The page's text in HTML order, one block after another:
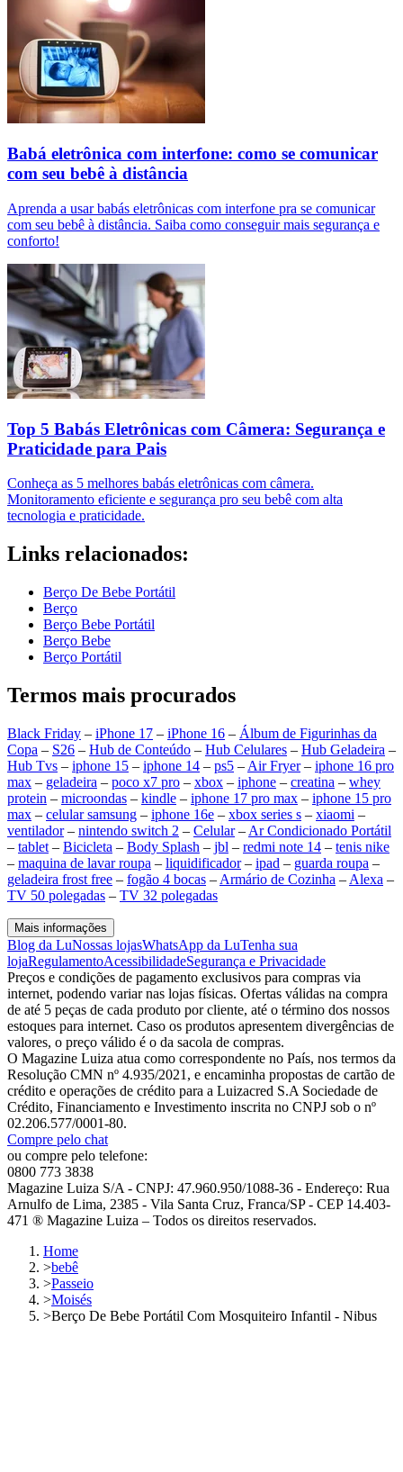
Babá eletrônica com interfone: como se comunicar
com seu bebê à distância
Aprenda a usar babás eletrônicas com interfone pra se comunicar
com seu bebê à distância. Saiba como conseguir mais segurança e
conforto!
Top 5 Babás Eletrônicas com Câmera: Segurança e
Praticidade para Pais
Conheça as 5 melhores babás eletrônicas com câmera.
Monitoramento eficiente e segurança pro seu bebê com alta
tecnologia e praticidade.
Links relacionados:
Berço De Bebe Portátil
Berço
Berço Bebe Portátil
Berço Bebe
Berço Portátil
Termos mais procurados
Black Friday – iPhone 17 – iPhone 16 – Álbum de Figurinhas da
Copa – S26 – Hub de Conteúdo – Hub Celulares – Hub Geladeira –
Hub Tvs – iphone 15 – iphone 14 – ps5 – Air Fryer– iphone 16 pro
max – geladeira – poco x7 pro – xbox – iphone – creatina – whey
protein – microondas – kindle – iphone 17 pro max – iphone 15 pro
max – celular samsung – iphone 16e – xbox series s – xiaomi –
ventilador– nintendo switch 2 – Celular– Ar Condicionado Portátil
– tablet – Bicicleta – Body Splash – jbl – redmi note 14 – tenis nike
– maquina de lavar roupa – liquidificador– ipad – guarda roupa –
geladeira frost free – fogão 4 bocas – Armário de Cozinha – Alexa –
TV 50 polegadas – TV 32 polegadas
Mais informações
Blog da LuNossas lojasWhatsApp da LuTenha sua
lojaRegulamentoAcessibilidadeSegurança e Privacidade
Preços e condições de pagamento exclusivos para compras via
internet, podendo variar nas lojas físicas. Ofertas válidas na compra
de até 5 peças de cada produto por cliente, até o término dos nossos
estoques para internet. Caso os produtos apresentem divergências de
valores, o preço válido é o da sacola de compras.
O Magazine Luiza atua como correspondente no País, nos termos da
Resolução CMN nº 4.935/2021, e encaminha propostas de cartão de
crédito e operações de crédito para a Luizacred S.A Sociedade de
Crédito, Financiamento e Investimento inscrita no CNPJ sob o nº
02.206.577/0001-80.
Compre pelo chat
ou compre pelo telefone:
0800 773 3838
Magazine Luiza S/A - CNPJ: 47.960.950/1088-36 - Endereço: Rua
Arnulfo de Lima, 2385 - Vila Santa Cruz, Franca/SP - CEP 14.403-
471 ® Magazine Luiza – Todos os direitos reservados.
Home
>bebê
>Passeio
>Moisés
>Berço De Bebe Portátil Com Mosquiteiro Infantil - Nibus